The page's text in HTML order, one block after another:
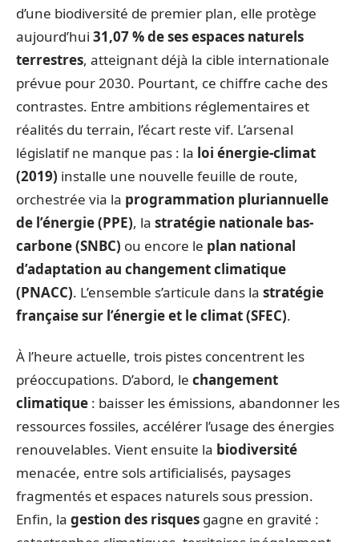
d’une biodiversité de premier plan, elle protège
aujourd’hui 31,07 % de ses espaces naturels
terrestres, atteignant déjà la cible internationale
prévue pour 2030. Pourtant, ce chiffre cache des
contrastes. Entre ambitions réglementaires et
réalités du terrain, l’écart reste vif. L’arsenal
législatif ne manque pas : la loi énergie-climat
(2019) installe une nouvelle feuille de route,
orchestrée via la programmation pluriannuelle
de l’énergie (PPE), la stratégie nationale bas-
carbone (SNBC) ou encore le plan national
d’adaptation au changement climatique
(PNACC). L’ensemble s’articule dans la stratégie
française sur l’énergie et le climat (SFEC).
À l’heure actuelle, trois pistes concentrent les
préoccupations. D’abord, le changement
climatique : baisser les émissions, abandonner les
ressources fossiles, accélérer l’usage des énergies
renouvelables. Vient ensuite la biodiversité
menacée, entre sols artificialisés, paysages
fragmentés et espaces naturels sous pression.
Enfin, la gestion des risques gagne en gravité :